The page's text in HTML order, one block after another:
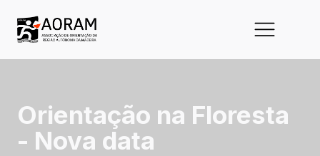
Orientação na Floresta
- Nova data